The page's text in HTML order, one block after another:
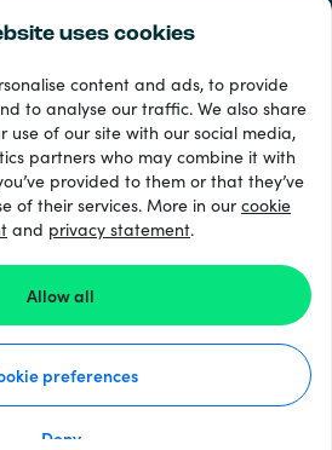
uses cookies
content and ads, to provide
to analyse our traffic. We also share
use of our site with our social media,
partners who may combine it with
provided to them or that they’ve
of their services. More in ourcookie
and privacy statement.
Allow all
preferences
Deny
metody płatności: 33 +
wszystko
prywatności
plików cookie